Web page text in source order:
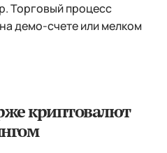
Торговый процесс
демо-счете или мелком
криптовалют